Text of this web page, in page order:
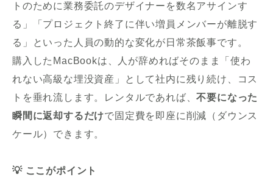
トのために業務委託のデザイナーを数名アサインす
る」「プロジェクト終了に伴い増員メンバーが離脱す
る」といった人員の動的な変化が日常茶飯事です。
購入したMacBookは、人が辞めればそのまま「使わ
れない高級な埋没資産」として社内に残り続け、コス
トを垂れ流します。レンタルであれば、不要になった
瞬間に返却するだけで固定費を即座に削減（ダウンス
ケール）できます。
💡 ここがポイント